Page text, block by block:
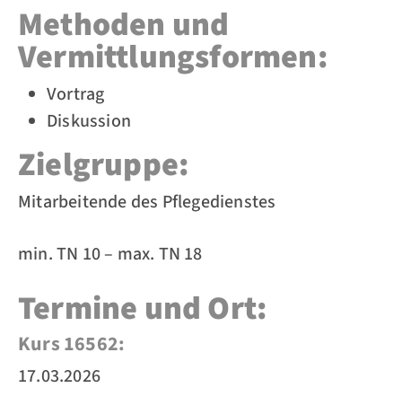
Methoden und
Vermittlungsformen:
Vortrag
Diskussion
Zielgruppe:
Mitarbeitende des Pflegedienstes
min. TN 10 – max. TN 18
Termine und Ort:
Kurs 16562:
17.03.2026